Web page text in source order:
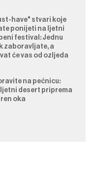
have" stvari koje
ponijeti na ljetni
festival: Jednu
zaboravljate, a
će vas od ozljeda
na pećnicu:
ljetni desert priprema
oka